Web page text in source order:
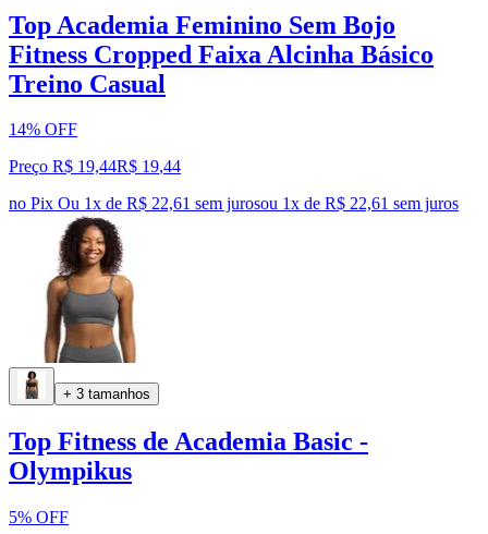
Top Academia Feminino Sem Bojo
Fitness Cropped Faixa Alcinha Básico
Treino Casual
14% OFF
Preço R$ 19,44R$ 19,44
no Pix Ou 1x de R$ 22,61 sem jurosou 1x de R$ 22,61 sem juros
+ 3 tamanhos
Top Fitness de Academia Basic -
Olympikus
5% OFF